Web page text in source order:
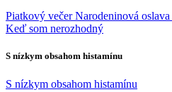
Piatkový večerNarodeninová oslava
Keď som nerozhodný
S nízkym obsahom histamínu
S nízkym obsahom histamínu